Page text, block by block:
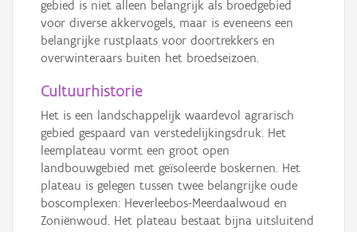
gebied is niet alleen belangrijk als broedgebied
voor diverse akkervogels, maar is eveneens een
belangrijke rustplaats voor doortrekkers en
overwinteraars buiten het broedseizoen.
Cultuurhistorie
Het is een landschappelijk waardevol agrarisch
gebied gespaard van verstedelijkingsdruk. Het
leemplateau vormt een groot open
landbouwgebied met geïsoleerde boskernen. Het
plateau is gelegen tussen twee belangrijke oude
boscomplexen: Heverleebos-Meerdaalwoud en
Zoniënwoud. Het plateau bestaat bijna uitsluitend